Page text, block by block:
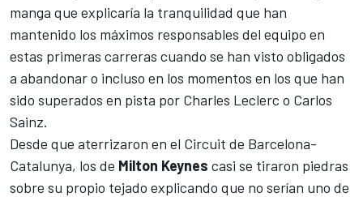
manga que explicaría la tranquilidad que han
mantenido los máximos responsables del equipo en
estas primeras carreras cuando se han visto obligados
a abandonar o incluso en los momentos en los que han
sido superados en pista por Charles Leclerc o Carlos
Sainz.
Desde que aterrizaron en el Circuit de Barcelona-
Catalunya, los de Milton Keynes casi se tiraron piedras
sobre su propio tejado explicando que no serían uno de